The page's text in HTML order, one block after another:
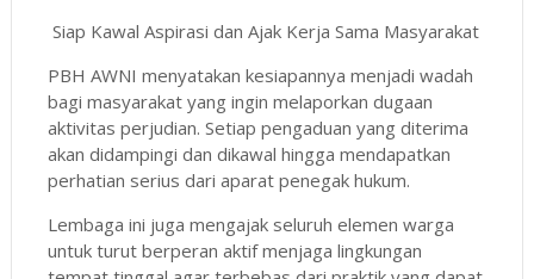
Siap Kawal Aspirasi dan Ajak Kerja Sama Masyarakat
PBH AWNI menyatakan kesiapannya menjadi wadah
bagi masyarakat yang ingin melaporkan dugaan
aktivitas perjudian. Setiap pengaduan yang diterima
akan didampingi dan dikawal hingga mendapatkan
perhatian serius dari aparat penegak hukum.
Lembaga ini juga mengajak seluruh elemen warga
untuk turut berperan aktif menjaga lingkungan